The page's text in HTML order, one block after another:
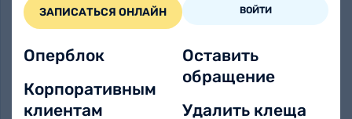
ЗАПИСАТЬСЯ ОНЛАЙН ВОЙТИ
Оперблок
Корпоративным
клиентам
Оставить
обращение
Удалить клеща